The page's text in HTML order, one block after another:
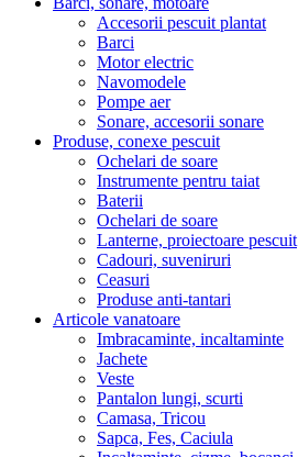
Accesorii pescuit plantat
Barci
Motor electric
Navomodele
Pompe aer
Sonare, accesorii sonare
Produse, conexe pescuit
Ochelari de soare
Instrumente pentru taiat
Baterii
Ochelari de soare
Lanterne, proiectoare pescuit
Cadouri, suveniruri
Ceasuri
Produse anti-tantari
Articole vanatoare
Imbracaminte, incaltaminte
Jachete
Veste
Pantalon lungi, scurti
Camasa, Tricou
Sapca, Fes, Caciula